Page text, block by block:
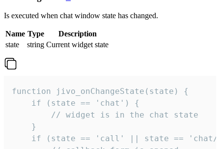
Is executed when chat window state has changed.
Name Type
Description
state
string Current widget state
function jivo_onChangeState(state) {
    if (state == 'chat') {
        // widget is in the chat state
    }
if (state == 'call' || state ==